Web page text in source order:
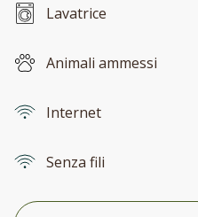
Lavatrice
Animali ammessi
Internet
Senza fili